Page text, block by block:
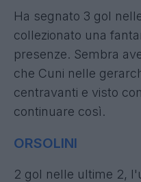
Ha segnato 3 gol
collezionato una
presenze. Sembra
che Cuni nelle
centravanti e visto
continuare così.
ORSOLINI
2 gol nelle ultime 2,